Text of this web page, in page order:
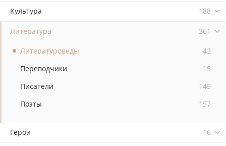
Культура 188
Литература 361
Литературоведы
42
Переводчики
15
Писатели
145
Поэты
157
Герои 16